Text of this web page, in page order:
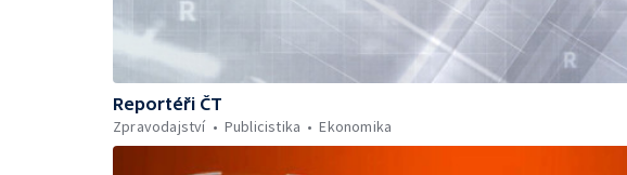
Reportéři ČT
Zpravodajství
Publicistika Ekonomika